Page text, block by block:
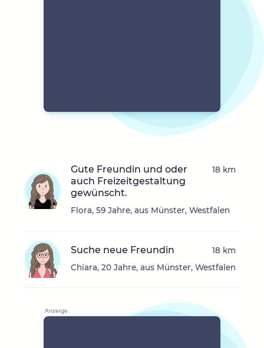
Gute Freundin und oder
auch Freizeitgestaltung
gewünscht.
Flora, 59 Jahre, aus Münster, Westfalen
18 km
Suche neue Freundin
Chiara, 20 Jahre, aus Münster, Westfalen
18 km